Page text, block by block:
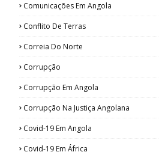
Comunicações Em Angola
Conflito De Terras
Correia Do Norte
Corrupção
Corrupção Em Angola
Corrupção Na Justiça Angolana
Covid-19 Em Angola
Covid-19 Em África